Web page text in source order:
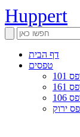
Huppert
דף הבית
טפסים
101
161
106
ירוק